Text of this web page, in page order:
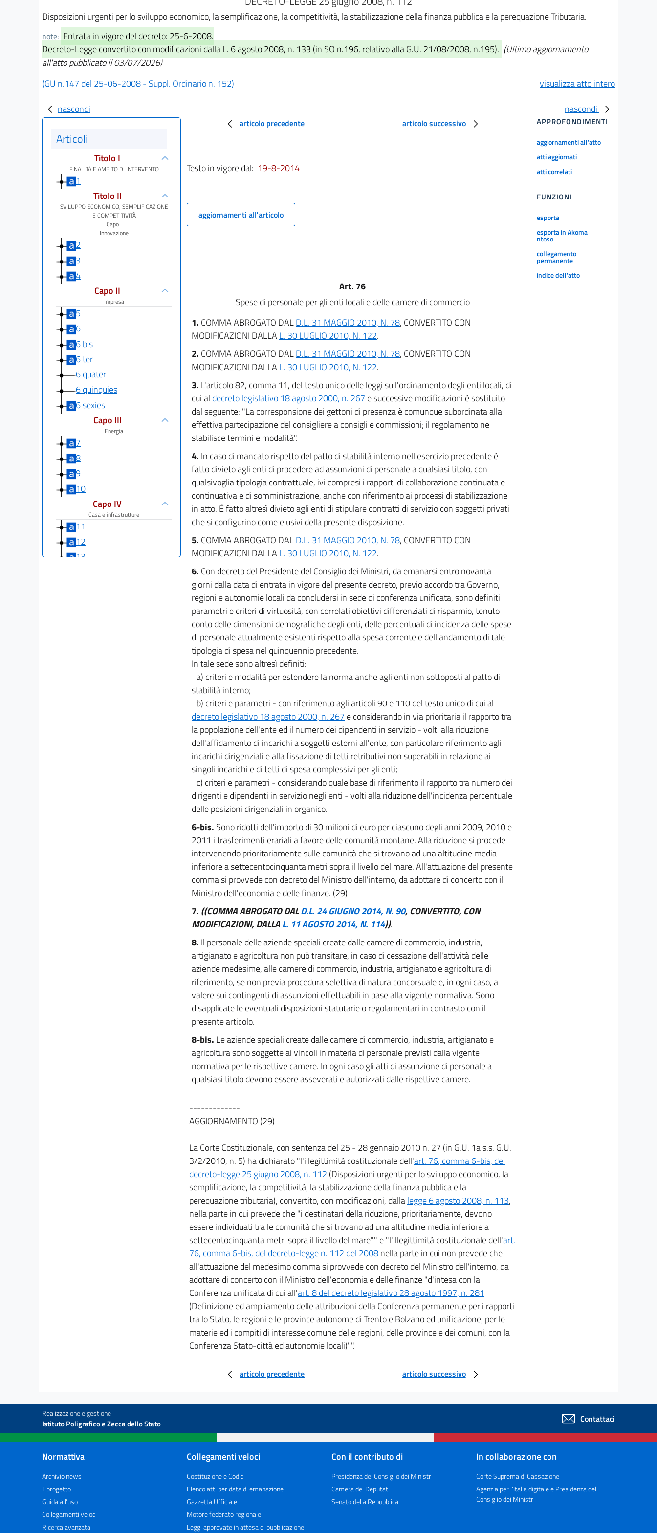
Disposizioni urgenti per lo sviluppo economico, la semplificazione, la competitività, la stabilizzazione della finanza pubblica e la perequazione Tributaria.
note: Entrata in vigore del decreto: 25-6-2008.
Decreto-Legge convertito con modificazioni dalla L. 6 agosto 2008, n. 133 (in SO n.196, relativo alla G.U. 21/08/2008, n.195). (Ultimo aggiornamento
all'atto pubblicato il 03/07/2026)
(GU n.147 del 25-06-2008 - Suppl. Ordinario n. 152)
visualizza atto intero
nascondi
Articoli
Titolo I
FINALITÀ E AMBITO DI INTERVENTO
1
Titolo II
SVILUPPO ECONOMICO, SEMPLIFICAZIONE
E COMPETITIVITÀ
Capo I
Innovazione
2
3
4
Capo II
Impresa
5
6
6 bis
6 ter
6 quater
6 quinquies
6 sexies
Capo III
Energia
7
8
9
10
Capo IV
Casa e infrastrutture
11
12
13
Privatizzazioni
57
58
60
61
articolo precedente articolo successivo
Testo in vigore dal: 19-8-2014
aggiornamenti all'articolo
Art. 76
Spese di personale per gli enti locali e delle camere di commercio
1. COMMA ABROGATO DALD.L. 31 MAGGIO 2010, N. 78, CONVERTITO CON
MODIFICAZIONI DALLA L. 30 LUGLIO 2010, N. 122.
2. COMMA ABROGATO DALD.L. 31 MAGGIO 2010, N. 78, CONVERTITO CON
MODIFICAZIONI DALLA L. 30 LUGLIO 2010, N. 122.
3. L'articolo 82, comma 11, del testo unico delle leggi sull'ordinamento degli enti locali, di
cui al decreto legislativo 18 agosto 2000, n. 267 e successive modificazioni è sostituito
dal seguente: "La corresponsione dei gettoni di presenza è comunque subordinata alla
effettiva partecipazione del consigliere a consigli e commissioni; il regolamento ne
stabilisce termini e modalità".
4. In caso di mancato rispetto del patto di stabilità interno nell'esercizio precedente è
fatto divieto agli enti di procedere ad assunzioni di personale a qualsiasi titolo, con
qualsivoglia tipologia contrattuale, ivi compresi i rapporti di collaborazione continuata e
continuativa e di somministrazione, anche con riferimento ai processi di stabilizzazione
in atto. È fatto altresì divieto agli enti di stipulare contratti di servizio con soggetti privati
che si configurino come elusivi della presente disposizione.
5. COMMA ABROGATO DALD.L. 31 MAGGIO 2010, N. 78, CONVERTITO CON
MODIFICAZIONI DALLA L. 30 LUGLIO 2010, N. 122.
6. Con decreto del Presidente del Consiglio dei Ministri, da emanarsi entro novanta
giorni dalla data di entrata in vigore del presente decreto, previo accordo tra Governo,
regioni e autonomie locali da concludersi in sede di conferenza unificata, sono definiti
parametri e criteri di virtuosità, con correlati obiettivi differenziati di risparmio, tenuto
conto delle dimensioni demografiche degli enti, delle percentuali di incidenza delle spese
di personale attualmente esistenti rispetto alla spesa corrente e dell'andamento di tale
tipologia di spesa nel quinquennio precedente.
In tale sede sono altresì definiti:
a) criteri e modalità per estendere la norma anche agli enti non sottoposti al patto di
stabilità interno;
b) criteri e parametri - con riferimento agli articoli 90 e 110 del testo unico di cui al
decreto legislativo 18 agosto 2000, n. 267 e considerando in via prioritaria il rapporto tra
la popolazione dell'ente ed il numero dei dipendenti in servizio - volti alla riduzione
dell'affidamento di incarichi a soggetti esterni all'ente, con particolare riferimento agli
incarichi dirigenziali e alla fissazione di tetti retributivi non superabili in relazione ai
singoli incarichi e di tetti di spesa complessivi per gli enti;
c) criteri e parametri - considerando quale base di riferimento il rapporto tra numero dei
dirigenti e dipendenti in servizio negli enti - volti alla riduzione dell'incidenza percentuale
delle posizioni dirigenziali in organico.
6-bis. Sono ridotti dell'importo di 30 milioni di euro per ciascuno degli anni 2009, 2010 e
2011 i trasferimenti erariali a favore delle comunità montane. Alla riduzione si procede
intervenendo prioritariamente sulle comunità che si trovano ad una altitudine media
inferiore a settecentocinquanta metri sopra il livello del mare. All'attuazione del presente
comma si provvede con decreto del Ministro dell'interno, da adottare di concerto con il
Ministro dell'economia e delle finanze. (29)
7. ((COMMA ABROGATO DALD.L. 24 GIUGNO 2014, N. 90, CONVERTITO, CON
MODIFICAZIONI, DALLAL. 11 AGOSTO 2014, N. 114)).
8. Il personale delle aziende speciali create dalle camere di commercio, industria,
artigianato e agricoltura non può transitare, in caso di cessazione dell'attività delle
aziende medesime, alle camere di commercio, industria, artigianato e agricoltura di
riferimento, se non previa procedura selettiva di natura concorsuale e, in ogni caso, a
valere sui contingenti di assunzioni effettuabili in base alla vigente normativa. Sono
disapplicate le eventuali disposizioni statutarie o regolamentari in contrasto con il
presente articolo.
8-bis. Le aziende speciali create dalle camere di commercio, industria, artigianato e
agricoltura sono soggette ai vincoli in materia di personale previsti dalla vigente
normativa per le rispettive camere. In ogni caso gli atti di assunzione di personale a
qualsiasi titolo devono essere asseverati e autorizzati dalle rispettive camere.
-------------
AGGIORNAMENTO (29)
La Corte Costituzionale, con sentenza del 25 - 28 gennaio 2010 n. 27 (in G.U. 1a s.s. G.U.
3/2/2010, n. 5) ha dichiarato "l'illegittimità costituzionale dell'art. 76, comma 6-bis, del
decreto-legge 25 giugno 2008, n. 112 (Disposizioni urgenti per lo sviluppo economico, la
semplificazione, la competitività, la stabilizzazione della finanza pubblica e la
perequazione tributaria), convertito, con modificazioni, dallalegge 6 agosto 2008, n. 113,
nella parte in cui prevede che "i destinatari della riduzione, prioritariamente, devono
essere individuati tra le comunità che si trovano ad una altitudine media inferiore a
settecentocinquanta metri sopra il livello del mare"" e "l'illegittimità costituzionale dell'art.
76, comma 6-bis, del decreto-legge n. 112 del 2008nella parte in cui non prevede che
all'attuazione del medesimo comma si provvede con decreto del Ministro dell'interno, da
adottare di concerto con il Ministro dell'economia e delle finanze "d'intesa con la
Conferenza unificata di cui all'art. 8 del decreto legislativo 28 agosto 1997, n. 281
(Definizione ed ampliamento delle attribuzioni della Conferenza permanente per i rapporti
tra lo Stato, le regioni e le province autonome di Trento e Bolzano ed unificazione, per le
materie ed i compiti di interesse comune delle regioni, delle province e dei comuni, con la
Conferenza Stato-città ed autonomie locali)"".
articolo precedente articolo successivo
nascondi
APPROFONDIMENTI
aggiornamenti all'atto
atti aggiornati
atti correlati
FUNZIONI
esporta
esporta in Akoma
ntoso
collegamento
permanente
indice dell'atto
Realizzazione e gestione
Istituto Poligrafico e Zecca dello Stato Contattaci
Normattiva
Archivio news
Il progetto
Guida all'uso
Collegamenti veloci
Ricerca avanzata
Collegamenti veloci
Costituzione e Codici
Elenco atti per data di emanazione
Gazzetta Ufficiale
Motore federato regionale
Leggi approvate in attesa di pubblicazione
Con il contributo di
Presidenza del Consiglio dei Ministri
Camera dei Deputati
Senato della Repubblica
In collaborazione con
Corte Suprema di Cassazione
Agenzia per l’Italia digitale e Presidenza del
Consiglio dei Ministri